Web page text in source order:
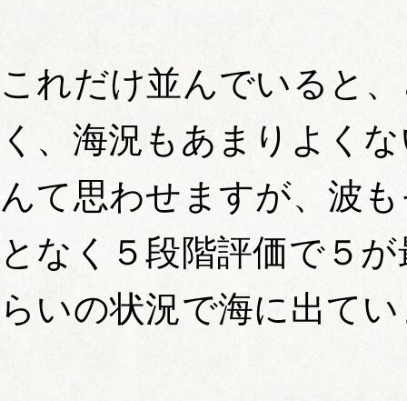
これだけ並んでいると
く、海況もあまりよく
んて思わせますが、波
となく５段階評価で５
らいの状況で海に出て